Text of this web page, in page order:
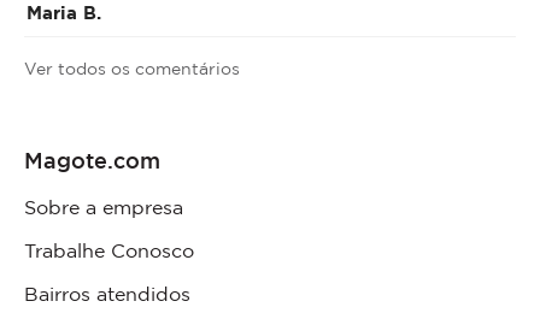
Maria B.
Ver todos os comentários
Magote.com
Sobre a empresa
Trabalhe Conosco
Bairros atendidos